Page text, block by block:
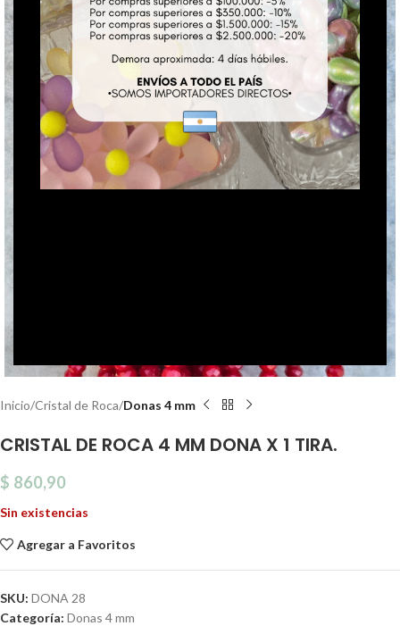
Inicio Cristal de Roca Donas 4 mm
CRISTAL DE ROCA 4 MM DONA X 1 TIRA.
$ 860,90
Sin existencias
Agregar a Favoritos
SKU: DONA 28
Categoría: Donas 4 mm